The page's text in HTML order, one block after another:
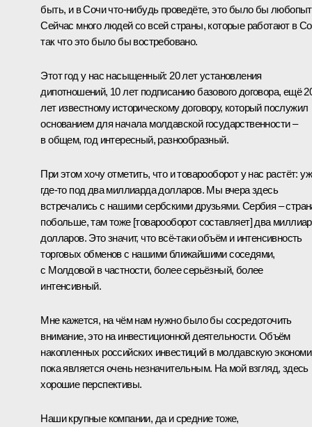
быть, и в Сочи что‑нибудь проведёте, это было бы
Сейчас много людей со всей страны, которые работают в
так что это было бы востребовано.
Этот год у нас насыщенный: 20 лет установления
дипотношений, 10 лет подписанию базового договора, ещё
лет известному историческому договору, который послужил
основанием для начала молдавской государственности –
в общем, год интересный, разнообразный.
При этом хочу отметить, что и товарооборот у нас растёт:
где‑то под два миллиарда долларов. Мы вчера здесь
встречались с нашими сербскими друзьями. Сербия –
побольше, там тоже [товарооборот составляет] два
долларов. Это значит, что всё‑таки объём и интенсивность
торговых обменов с нашими ближайшими соседями,
с Молдовой в частности, более серьёзный, более
интенсивный.
Мне кажется, на чём нам нужно было бы сосредоточить
внимание, это на инвестиционной деятельности. Объём
накопленных российских инвестиций в молдавскую
пока является очень незначительным. На мой взгляд, здесь
хорошие перспективы.
Наши крупные компании, да и средние тоже,